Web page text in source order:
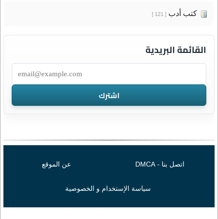
كتب أدب[ 121 ]
القائمة البريدية
اتصل بنا - DMCA عن الموقع
سياسة الإستخدام و الخصوصية